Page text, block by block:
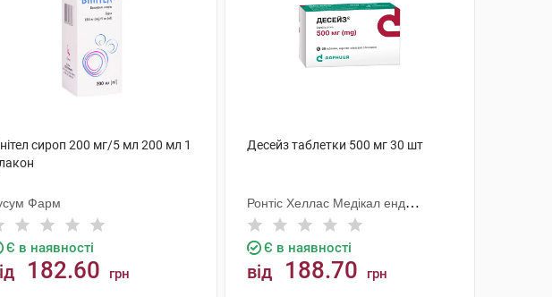
сироп 200 мг/5 мл 200 мл 1
Фарм
Є в наявності
182.60 грн
Десейз таблетки 500 мг 30 шт
Ронтіс Хеллас Медікал енд
Фармасьютікал Продактс С.А.
Є в наявності
від 188.70 грн